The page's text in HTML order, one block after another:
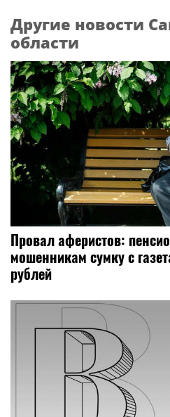
Другие новости
области
Провал аферистов:
мошенникам сумку с
рублей